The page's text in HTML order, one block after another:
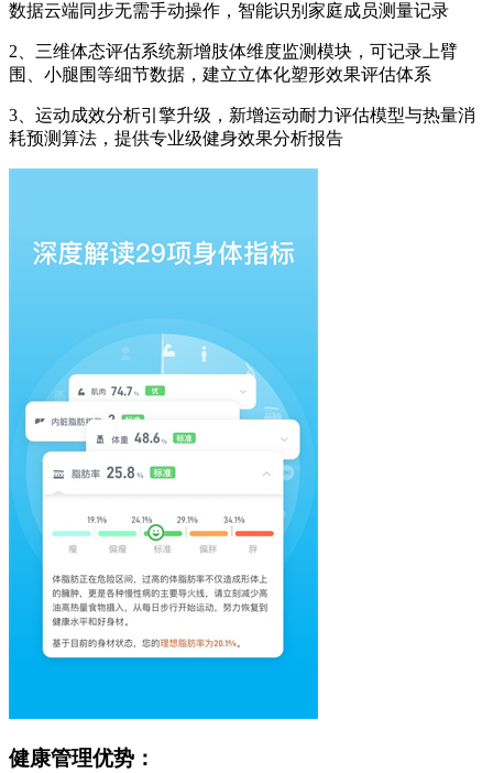
数据云端同步无需手动操作，智能识别家庭成员测量记录
2、三维体态评估系统新增肢体维度监测模块，可记录上臂
围、小腿围等细节数据，建立立体化塑形效果评估体系
3、运动成效分析引擎升级，新增运动耐力评估模型与热量消
耗预测算法，提供专业级健身效果分析报告
健康管理优势：